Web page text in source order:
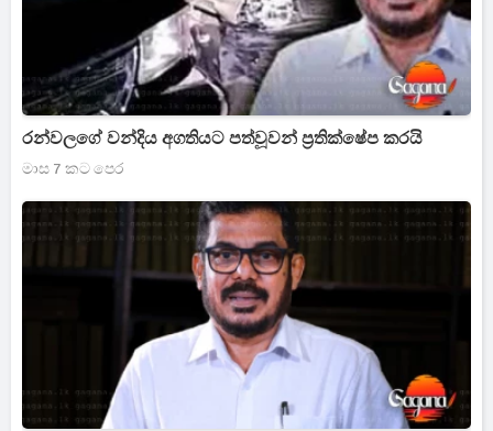
රන්වලගේ වන්දිය අගතියට පත්වූවන් ප්‍රතික්ෂේප කරයි
මාස 7 කට පෙර